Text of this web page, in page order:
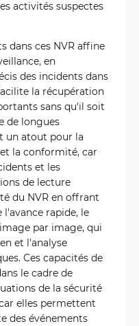
activités suspectes
dans ces NVR affine
en
des incidents dans
la récupération
sans qu'il soit
de longues
un atout pour la
la conformité, car
et les
de lecture
du NVR en offrant
rapide, le
par image, qui
et l'analyse
Ces capacités de
le cadre de
de la sécurité
elles permettent
des événements